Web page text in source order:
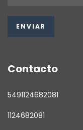
Contacto
5491124682081
1124682081